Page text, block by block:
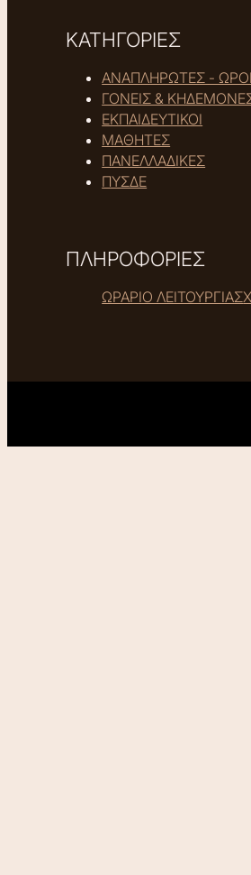
ΚΑΤΗΓΟΡΙΕΣ
ΑΝΑΠΛΗΡΩΤΕΣ -
ΓΟΝΕΙΣ &
ΕΚΠΑΙΔΕΥΤΙΚΟΙ
ΜΑΘΗΤΕΣ
ΠΑΝΕΛΛΑΔΙΚΕΣ
ΠΥΣΔΕ
ΠΛΗΡΟΦΟΡΙΕΣ
ΩΡΑΡΙΟ ΛΕΙΤΟΥΡΓΙΑΣ